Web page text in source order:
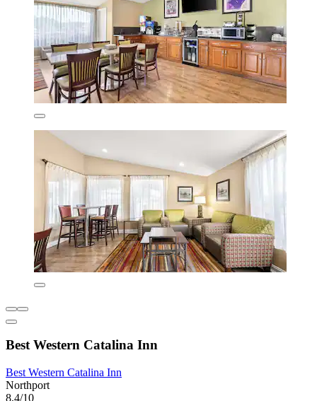
Best Western Catalina Inn
Best Western Catalina Inn
Northport
8,4/10